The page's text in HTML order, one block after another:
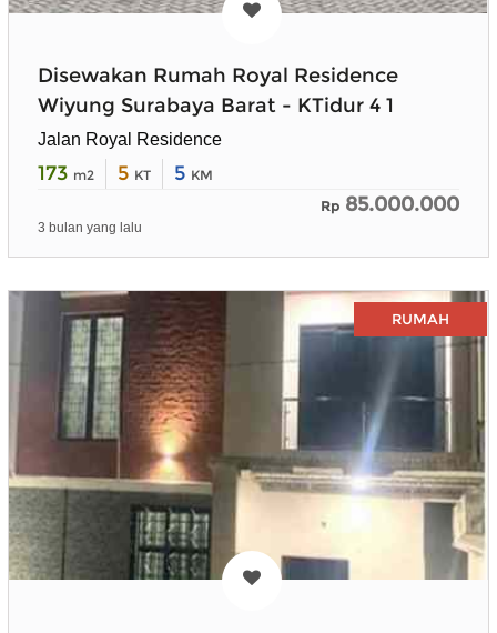
Disewakan Rumah Royal Residence
Wiyung Surabaya Barat - KTidur 4 1
Jalan Royal Residence
173 m2 5 KT 5 KM
Rp 85.000.000
3 bulan yang lalu
RUMAH